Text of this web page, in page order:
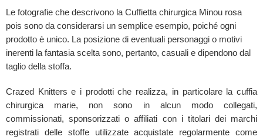
Le fotografie che descrivono la Cuffietta chirurgica Minou rosa
pois sono da considerarsi un semplice esempio, poiché ogni
prodotto è unico. La posizione di eventuali personaggi o motivi
inerenti la fantasia scelta sono, pertanto, casuali e dipendono dal
taglio della stoffa.
Crazed Knitters e i prodotti che realizza, in particolare la cuffia
chirurgica marie, non sono in alcun modo collegati,
commissionati, sponsorizzati o affiliati con i titolari dei marchi
registrati delle stoffe utilizzate acquistate regolarmente come